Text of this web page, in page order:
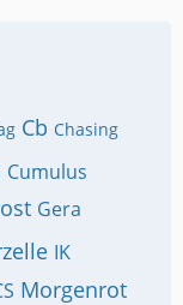
Cb Chasing
Cumulus
Gera
IK
Morgenrot